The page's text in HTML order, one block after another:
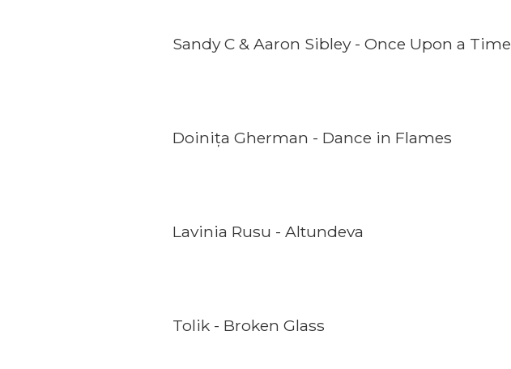
Sandy C & Aaron Sibley - Once Upon a Time
Doinița Gherman - Dance in Flames
Lavinia Rusu - Altundeva
Tolik - Broken Glass